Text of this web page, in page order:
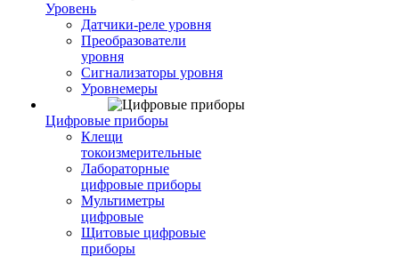
Уровень
Датчики-реле уровня
Преобразователи
уровня
Сигнализаторы уровня
Уровнемеры
Цифровые приборы
Клещи
токоизмерительные
Лабораторные
цифровые приборы
Мультиметры
цифровые
Щитовые цифровые
приборы